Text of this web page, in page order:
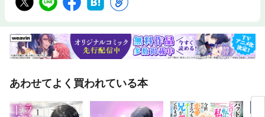
あわせてよく買われている本